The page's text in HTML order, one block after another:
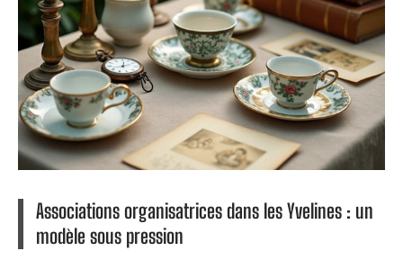
Associations organisatrices dans les Yvelines : un
modèle sous pression